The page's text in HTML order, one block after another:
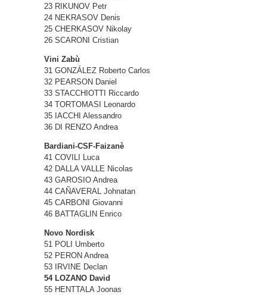
23 RIKUNOV Petr
24 NEKRASOV Denis
25 CHERKASOV Nikolay
26 SCARONI Cristian
Vini Zabù
31 GONZÁLEZ Roberto Carlos
32 PEARSON Daniel
33 STACCHIOTTI Riccardo
34 TORTOMASI Leonardo
35 IACCHI Alessandro
36 DI RENZO Andrea
Bardiani-CSF-Faizanè
41 COVILI Luca
42 DALLA VALLE Nicolas
43 GAROSIO Andrea
44 CAÑAVERAL Johnatan
45 CARBONI Giovanni
46 BATTAGLIN Enrico
Novo Nordisk
51 POLI Umberto
52 PERON Andrea
53 IRVINE Declan
54 LOZANO David
55 HENTTALA Joonas